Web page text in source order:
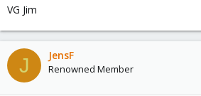
VG Jim
J JensF
Renowned Member